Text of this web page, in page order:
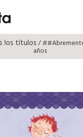
los títulos/
años